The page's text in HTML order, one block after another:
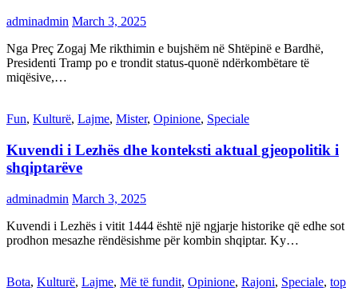
adminadmin March 3, 2025
Nga Preç Zogaj Me rikthimin e bujshëm në Shtëpinë e Bardhë,
Presidenti Tramp po e trondit status-quonë ndërkombëtare të
miqësive,…
Fun, Kulturë, Lajme, Mister, Opinione, Speciale
Kuvendi i Lezhës dhe konteksti aktual gjeopolitik i
shqiptarëve
adminadmin March 3, 2025
Kuvendi i Lezhës i vitit 1444 është një ngjarje historike që edhe sot
prodhon mesazhe rëndësishme për kombin shqiptar. Ky…
Bota, Kulturë, Lajme, Më të fundit, Opinione, Rajoni, Speciale, top